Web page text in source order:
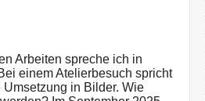
Arbeiten spreche ich in
einem Atelierbesuch spricht
in Bilder. Wie